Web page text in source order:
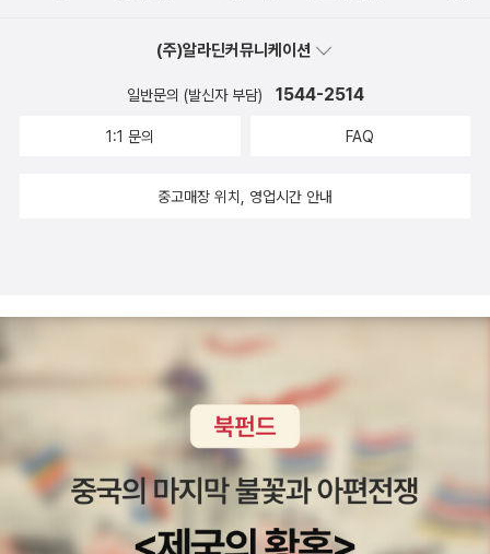
(주)알라딘커뮤니케이션
일반문의 (발신자 부담) 1544-2514
1:1 문의 FAQ
중고매장 위치, 영업시간 안내